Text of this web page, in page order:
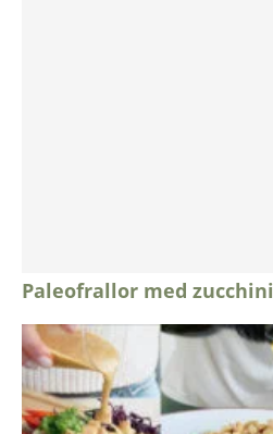
Paleofrallor med zucchini